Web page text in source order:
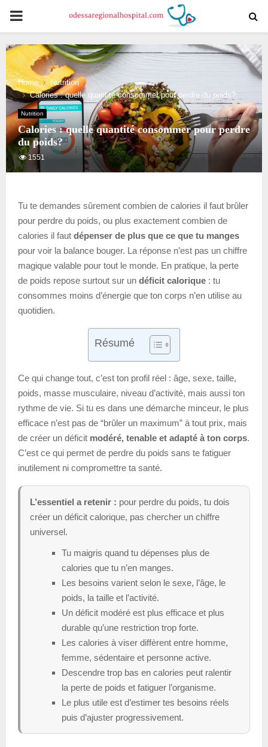
PRIMARY
MENU
Home
Nutrition
Calories : quelle quantité consommer pour perdre du poids?
Nutrition
Calories : quelle quantité consommer pour perdre
du poids?
1551
Tu te demandes sûrement combien de calories il faut brûler
pour perdre du poids, ou plus exactement combien de
calories il faut dépenser de plus que ce que tu manges
pour voir la balance bouger. La réponse n’est pas un chiffre
magique valable pour tout le monde. En pratique, la perte
de poids repose surtout sur un déficit calorique : tu
consommes moins d’énergie que ton corps n’en utilise au
quotidien.
Résumé
Ce qui change tout, c’est ton profil réel : âge, sexe, taille,
poids, masse musculaire, niveau d’activité, mais aussi ton
rythme de vie. Si tu es dans une démarche minceur, le plus
efficace n’est pas de “brûler un maximum” à tout prix, mais
de créer un déficit modéré, tenable et adapté à ton corps.
C’est ce qui permet de perdre du poids sans te fatiguer
inutilement ni compromettre ta santé.
L’essentiel a retenir : pour perdre du poids, tu dois
créer un déficit calorique, pas chercher un chiffre
universel.
Tu maigris quand tu dépenses plus de
calories que tu n’en manges.
Les besoins varient selon le sexe, l’âge, le
poids, la taille et l’activité.
Un déficit modéré est plus efficace et plus
durable qu’une restriction trop forte.
Les calories à viser diffèrent entre homme,
femme, sédentaire et personne active.
Descendre trop bas en calories peut ralentir
la perte de poids et fatiguer l’organisme.
Le plus utile est d’estimer tes besoins réels
puis d’ajuster progressivement.